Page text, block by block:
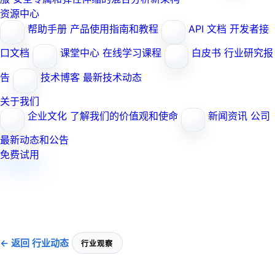
资源中心
帮助手册 产品使用指南和教程 API 文档 开发者接
口文档
课堂中心 在线学习课程 白皮书 行业研究报
告
技术博客 最新技术动态
关于我们
企业文化 了解我们的价值观和使命 新闻资讯 公司
最新动态和公告
免费试用
← 返回 行业动态 行业观察